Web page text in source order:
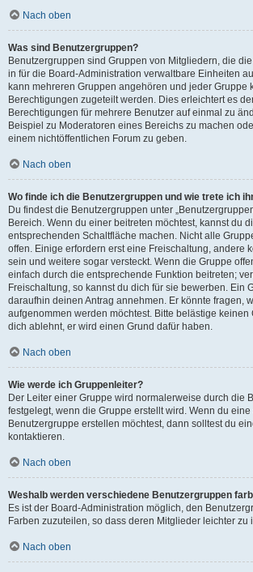
Nach oben
Was sind Benutzergruppen?
Benutzergruppen sind Gruppen von Mitgliedern, die
in für die Board-Administration verwaltbare Einheiten
kann mehreren Gruppen angehören und jeder Gruppe
Berechtigungen zugeteilt werden. Dies erleichtert es
Berechtigungen für mehrere Benutzer auf einmal zu
Beispiel zu Moderatoren eines Bereichs zu machen
einem nichtöffentlichen Forum zu geben.
Nach oben
Wo finde ich die Benutzergruppen und wie trete ich
Du findest die Benutzergruppen unter
Bereich. Wenn du einer beitreten möchtest, kannst du
entsprechenden Schaltfläche machen. Nicht alle
offen. Einige erfordern erst eine Freischaltung, andere
sein und weitere sogar versteckt. Wenn die Gruppe
einfach durch die entsprechende Funktion beitreten;
Freischaltung, so kannst du dich für sie bewerben. Ein
daraufhin deinen Antrag annehmen. Er könnte fragen,
aufgenommen werden möchtest. Bitte belästige keinen
dich ablehnt, er wird einen Grund dafür haben.
Nach oben
Wie werde ich Gruppenleiter?
Der Leiter einer Gruppe wird normalerweise durch die
festgelegt, wenn die Gruppe erstellt wird. Wenn du eine
Benutzergruppe erstellen möchtest, dann solltest du
kontaktieren.
Nach oben
Weshalb werden verschiedene Benutzergruppen
Es ist der Board-Administration möglich, den
Farben zuzuteilen, so dass deren Mitglieder leichter zu
Nach oben